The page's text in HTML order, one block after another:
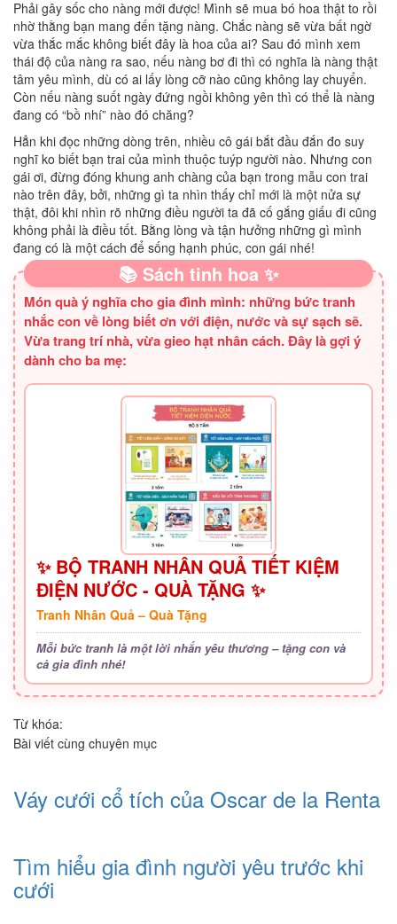
Phải gây sốc cho nàng mới được! Mình sẽ mua bó hoa thật to rồi
nhờ thằng bạn mang đến tặng nàng. Chắc nàng sẽ vừa bất ngờ
vừa thắc mắc không biết đây là hoa của ai? Sau đó mình xem
thái độ của nàng ra sao, nếu nàng bơ đi thì có nghĩa là nàng thật
tâm yêu mình, dù có ai lấy lòng cỡ nào cũng không lay chuyển.
Còn nếu nàng suốt ngày đứng ngồi không yên thì có thể là nàng
đang có “bồ nhí” nào đó chăng?
Hẳn khi đọc những dòng trên, nhiều cô gái bắt đầu đắn đo suy
nghĩ ko biết bạn trai của mình thuộc tuýp người nào. Nhưng con
gái ơi, đừng đóng khung anh chàng của bạn trong mẫu con trai
nào trên đây, bởi, những gì ta nhìn thấy chỉ mới là một nửa sự
thật, đôi khi nhìn rõ những điều người ta đã cố gắng giấu đi cũng
không phải là điều tốt. Bằng lòng và tận hưởng những gì mình
đang có là một cách để sống hạnh phúc, con gái nhé!
📚 Sách tinh hoa ✨
Món quà ý nghĩa cho gia đình mình: những bức tranh
nhắc con về lòng biết ơn với điện, nước và sự sạch sẽ.
Vừa trang trí nhà, vừa gieo hạt nhân cách. Đây là gợi ý
dành cho ba mẹ:
✨ BỘ TRANH NHÂN QUẢ TIẾT KIỆM
ĐIỆN NƯỚC - QUÀ TẶNG ✨
Tranh Nhân Quả – Quà Tặng
Mỗi bức tranh là một lời nhắn yêu thương – tặng con và
cả gia đình nhé!
Từ khóa:
Bài viết cùng chuyên mục
Váy cưới cổ tích của Oscar de la Renta
Tìm hiểu gia đình người yêu trước khi
cưới